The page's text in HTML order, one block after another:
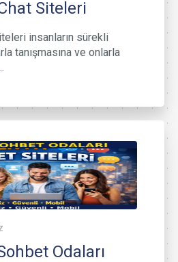
Siteleri
insanların sürekli
tanışmasına ve onlarla
Odaları